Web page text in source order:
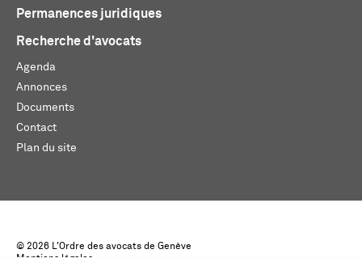
Permanences juridiques
Recherche d'avocats
Agenda
Annonces
Documents
Contact
Plan du site
© 2026 L'Ordre des avocats de Genève